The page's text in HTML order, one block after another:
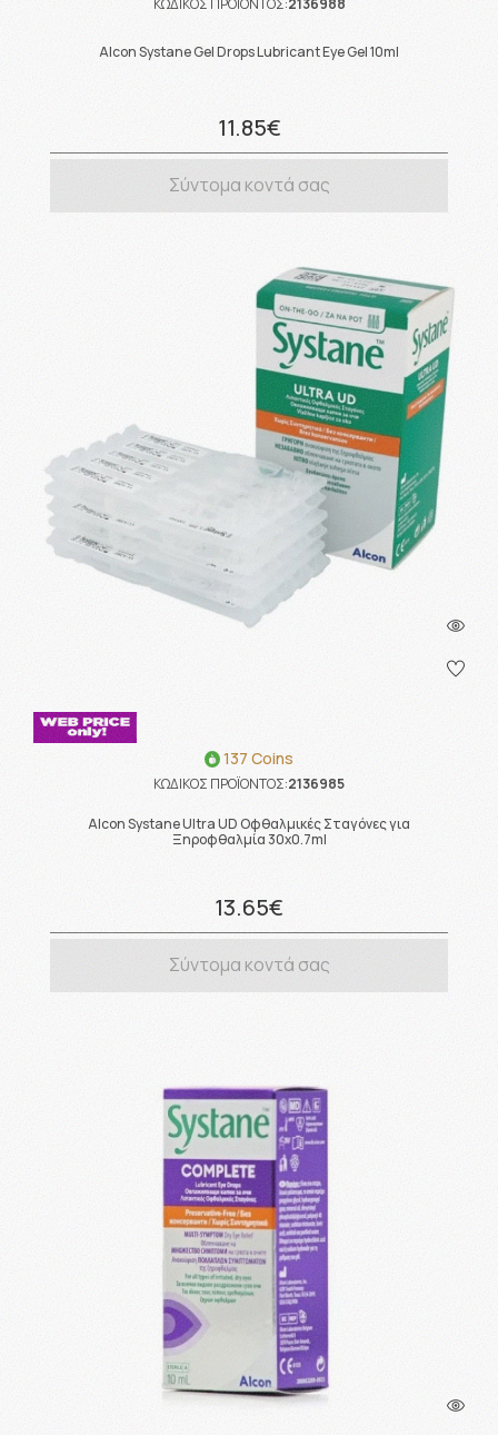
ΚΩΔΙΚΟΣ ΠΡΟΪΟΝΤΟΣ:2136988
Alcon Systane Gel Drops Lubricant Eye Gel 10ml
11.85€
Σύντομα κοντά σας
137 Coins
ΚΩΔΙΚΟΣ ΠΡΟΪΟΝΤΟΣ:2136985
Alcon Systane Ultra UD Οφθαλμικές Σταγόνες για
Ξηροφθαλμία 30x0.7ml
13.65€
Σύντομα κοντά σας